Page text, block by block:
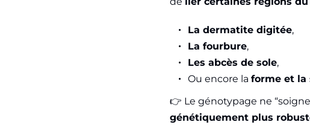
La dermatite digitée,
La fourbure,
Les abcès de sole,
Ou encore la forme et la
👉 Le génotypage ne
génétiquement plus